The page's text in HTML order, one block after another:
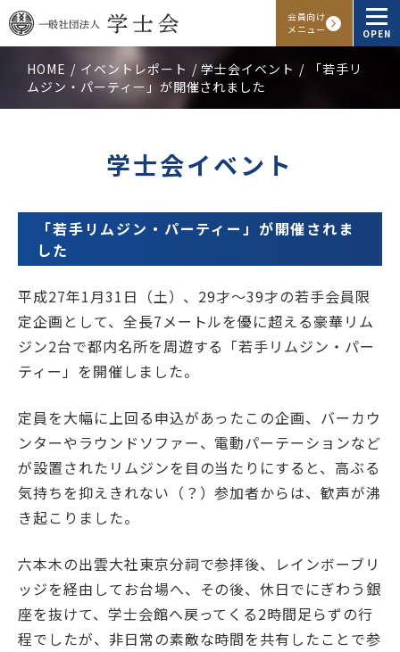
会員向け
メニュー
OPEN
学士会概要
会員向けサービス
アクセス よくある質問 お問い合わせ
FacebookInstagram
学士会館
背景色変更
HOME イベントレポート 学士会イベント
「若手リ
ムジン・パーティー」が開催されました
学士会イベント
「若手リムジン・パーティー」が開催されま
した
平成27年1月31日（土）、29才～39才の若手会員限
定企画として、全長7メートルを優に超える豪華リム
ジン2台で都内名所を周遊する「若手リムジン・パー
ティー」を開催しました。
定員を大幅に上回る申込があったこの企画、バーカウ
ンターやラウンドソファー、電動パーテーションなど
が設置されたリムジンを目の当たりにすると、高ぶる
気持ちを抑えきれない（？）参加者からは、歓声が沸
き起こりました。
六本木の出雲大社東京分祠で参拝後、レインボーブリ
ッジを経由してお台場へ、その後、休日でにぎわう銀
座を抜けて、学士会館へ戻ってくる2時間足らずの行
程でしたが、非日常の素敵な時間を共有したことで参